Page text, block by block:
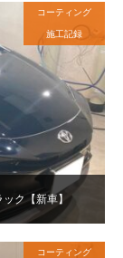
ク【新車】
コーティング
施工記録
コーティング